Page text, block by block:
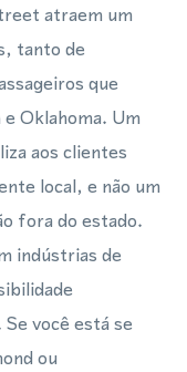
atraem um
tanto de
que
Oklahoma. Um
aos clientes
local, e não um
fora do estado.
indústrias de
você está se
ou